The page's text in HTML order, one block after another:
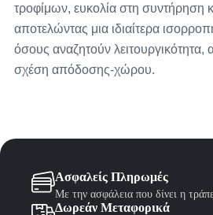
τροφίμων, ευκολία στη συντήρηση
αποτελώντας μια ιδιαίτερα
όσους αναζητούν λειτουργικότητα,
σχέση απόδοσης-χώρου.
Ασφαλείς Πληρωμές
Με την ασφάλεια που δίνει η
Δωρεάν Μεταφορικά